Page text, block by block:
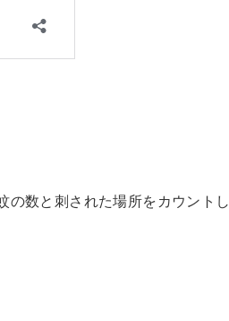
数と刺された場所をカウントし